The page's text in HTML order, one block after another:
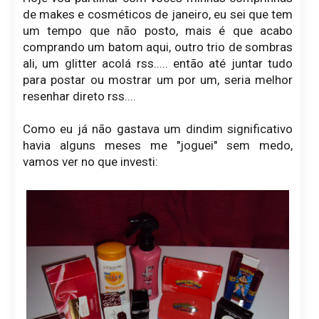
de makes e cosméticos de janeiro, eu sei que tem
um tempo que não posto, mais é que acabo
comprando um batom aqui, outro trio de sombras
ali, um glitter acolá rss..... então até juntar tudo
para postar ou mostrar um por um, seria melhor
resenhar direto rss....
Como eu já não gastava um dindim significativo
havia alguns meses me "joguei" sem medo,
vamos ver no que investi: